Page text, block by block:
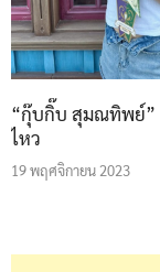
“กุ๊บกิ๊บ สุมณทิพย์”
ไหว
19 พฤศจิกายน 2023